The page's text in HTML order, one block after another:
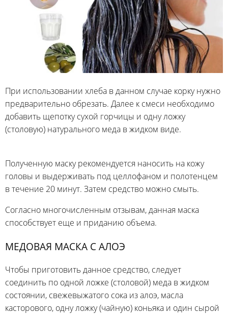
При использовании хлеба в данном случае корку нужно
предварительно обрезать. Далее к смеси необходимо
добавить щепотку сухой горчицы и одну ложку
(столовую) натурального меда в жидком виде.
Полученную маску рекомендуется наносить на кожу
головы и выдерживать под целлофаном и полотенцем
в течение 20 минут. Затем средство можно смыть.
Согласно многочисленным отзывам, данная маска
способствует еще и приданию объема.
МЕДОВАЯ МАСКА С АЛОЭ
Чтобы приготовить данное средство, следует
соединить по одной ложке (столовой) меда в жидком
состоянии, свежевыжатого сока из алоэ, масла
касторового, одну ложку (чайную) коньяка и один сырой